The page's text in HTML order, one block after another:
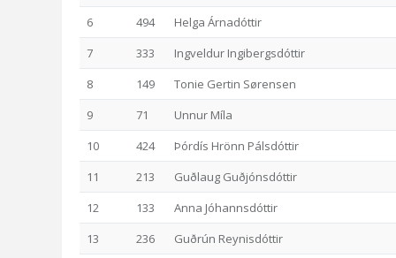
6
494
Helga Árnadóttir
7
333
Ingveldur Ingibergsdóttir
8
149
Tonie Gertin Sørensen
9
71
Unnur Míla
10
424
Þórdís Hrönn Pálsdóttir
11
213
Guðlaug Guðjónsdóttir
12
133
Anna Jóhannsdóttir
13
236
Guðrún Reynisdóttir